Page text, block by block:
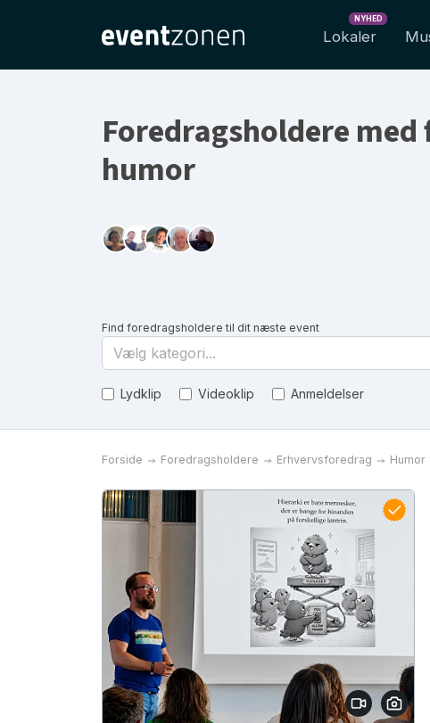
Lokaler
NYHED
Foredragsholdere
humor
Find foredragsholdere til dit næste event
Vælg kategori...
Lydklip Videoklip Anmeldelser
Forside Foredragsholdere Erhvervsforedrag Humor